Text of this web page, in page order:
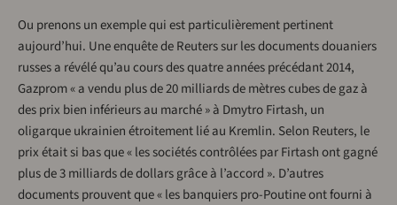
Ou prenons un exemple qui est particulièrement pertinent
aujourd’hui. Une enquête de Reuters sur les documents douaniers
russes a révélé qu’au cours des quatre années précédant 2014,
Gazprom « a vendu plus de 20 milliards de mètres cubes de gaz à
des prix bien inférieurs au marché » à Dmytro Firtash, un
oligarque ukrainien étroitement lié au Kremlin. Selon Reuters, le
prix était si bas que « les sociétés contrôlées par Firtash ont gagné
plus de 3 milliards de dollars grâce à l’accord ». D’autres
documents prouvent que « les banquiers pro-Poutine ont fourni à